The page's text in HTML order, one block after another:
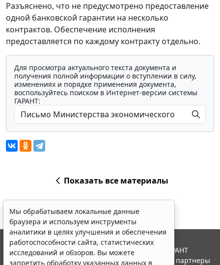
Разъяснено, что не предусмотрено предоставление
одной банковской гарантии на несколько
контрактов. Обеспечение исполнения
предоставляется по каждому контракту отдельно.
Для просмотра актуального текста документа и
получения полной информации о вступлении в силу,
изменениях и порядке применения документа,
воспользуйтесь поиском в Интернет-версии системы
ГАРАНТ:
Показать все материалы
Мы обрабатываем локальные данные
браузера и используем инструменты
аналитики в целях улучшения и обеспечения
работоспособности сайта, статистических
исследований и обзоров. Вы можете
запретить обработку указанных данных в
© ООО "НПП "ГАРАНТ-СЕРВИС", 2026. Система ГАРАНТ
выпускается с 1990 года. Компания "Гарант" и ее партнеры